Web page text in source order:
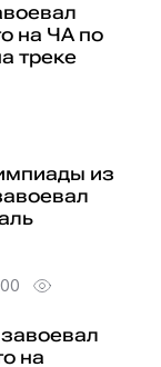
на ЧА по
треке
из
на